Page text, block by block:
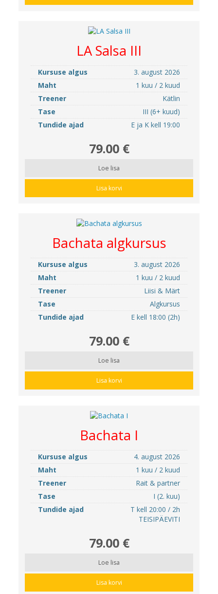
LA Salsa III
Kursuse algus
3. august 2026
Maht
1 kuu / 2 kuud
Treener
Kätlin
Tase
III (6+ kuud)
Tundide ajad
E ja K kell 19:00
79.00 €
Loe lisa
Lisa korvi
Bachata algkursus
Kursuse algus
3. august 2026
Maht
1 kuu / 2 kuud
Treener
Liisi & Märt
Tase
Algkursus
Tundide ajad
E kell 18:00 (2h)
79.00 €
Loe lisa
Lisa korvi
Bachata I
Kursuse algus
4. august 2026
Maht
1 kuu / 2 kuud
Treener
Rait & partner
Tase
I (2. kuu)
Tundide ajad
T kell 20:00 / 2h
TEISIPÄEVITI
79.00 €
Loe lisa
Lisa korvi